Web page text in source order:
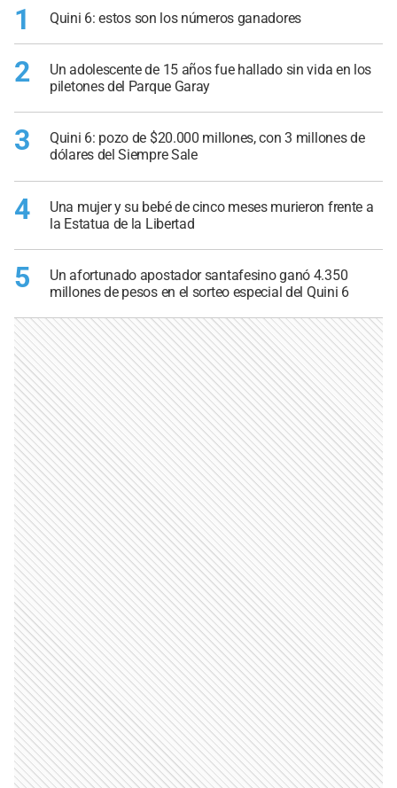
1 Quini 6: estos son los números ganadores
2
Un adolescente de 15 años fue hallado sin vida en los
piletones del Parque Garay
3
Quini 6: pozo de $20.000 millones, con 3 millones de
dólares del Siempre Sale
4
Una mujer y su bebé de cinco meses murieron frente a
la Estatua de la Libertad
5
Un afortunado apostador santafesino ganó 4.350
millones de pesos en el sorteo especial del Quini 6